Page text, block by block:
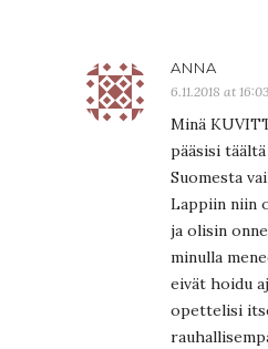
ANNA
6.11.2018 at 16:03
Minä
pääsisi
Suomesta
Lappiin niin
ja olisin
minulla
eivät hoidu
opettelisi